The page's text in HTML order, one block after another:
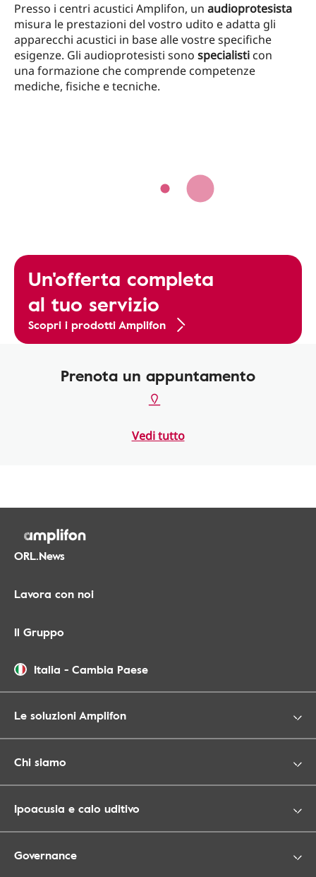
Presso i centri acustici Amplifon, un audioprotesista
misura le prestazioni del vostro udito e adatta gli
apparecchi acustici in base alle vostre specifiche
esigenze. Gli audioprotesisti sono specialisti con
una formazione che comprende competenze
mediche, fisiche e tecniche.
Un'offerta completa
al tuo servizio
Scopri i prodotti Amplifon
Prenota un appuntamento
Vedi tutto
ORL.News
Lavora con noi
Il Gruppo
Italia - Cambia Paese
Le soluzioni Amplifon
Chi siamo
Ipoacusia e calo uditivo
Governance